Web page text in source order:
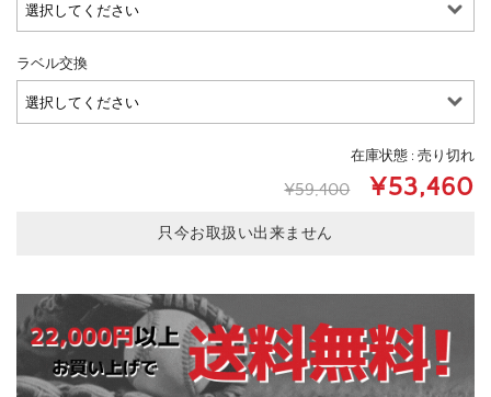
ラベル交換
在庫状態 : 売り切れ
¥59,400 ¥53,460
只今お取扱い出来ません